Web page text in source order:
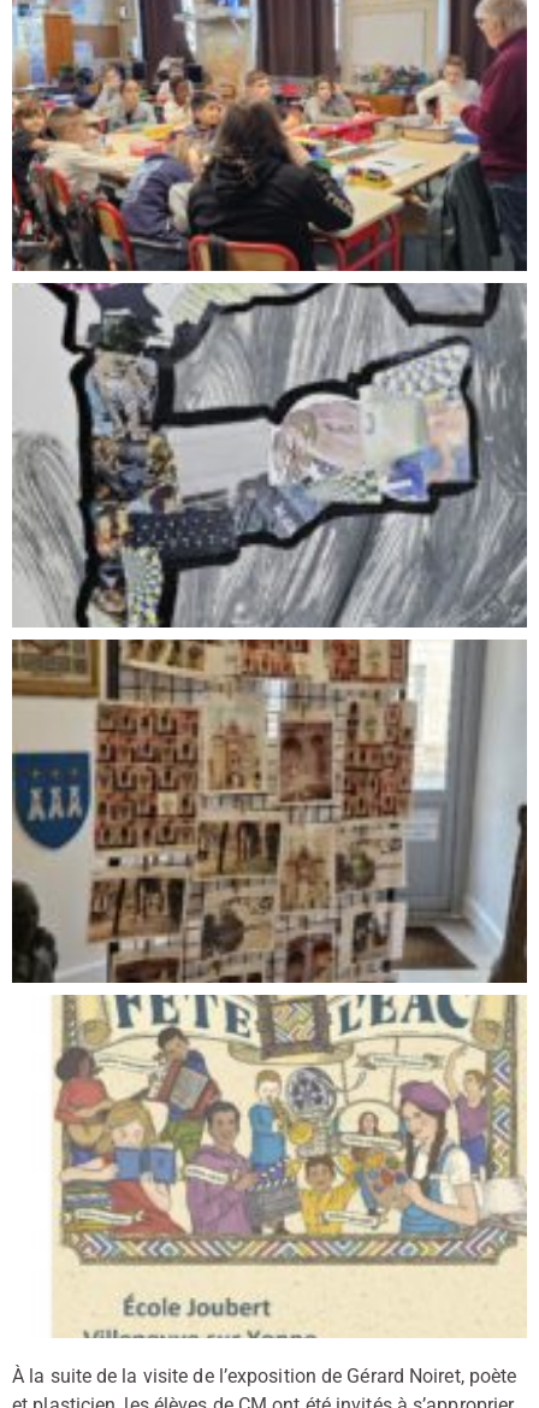
À la suite de la visite de l’exposition de Gérard Noiret, poète